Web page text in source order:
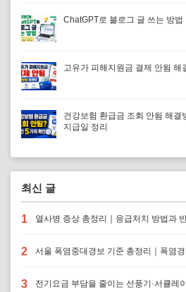
ChatGPT로 블로그 글 쓰는 방법
고유가 피해지원금 결제 안됨 해
건강보험 환급금 조회 안됨 해결
지급일 정리
최신 글
1 열사병 증상 총정리｜응급처치 방법과
2 서울 폭염중대경보 기준 총정리｜폭염
3 전기요금 부담을 줄이는 선풍기·서큘레